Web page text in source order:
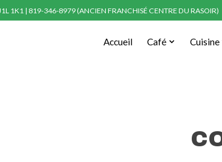
1K1 | 819-346-8979 (ANCIEN FRANCHISÉ CENTRE DU RASOIR)
Accueil Café Cuisine